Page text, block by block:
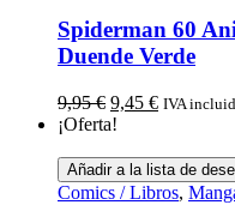
Spiderman 60
Duende Verde
9,95€ 9,45 € IVA
¡Oferta!
Añadir a la lista de
Comics / Libros,